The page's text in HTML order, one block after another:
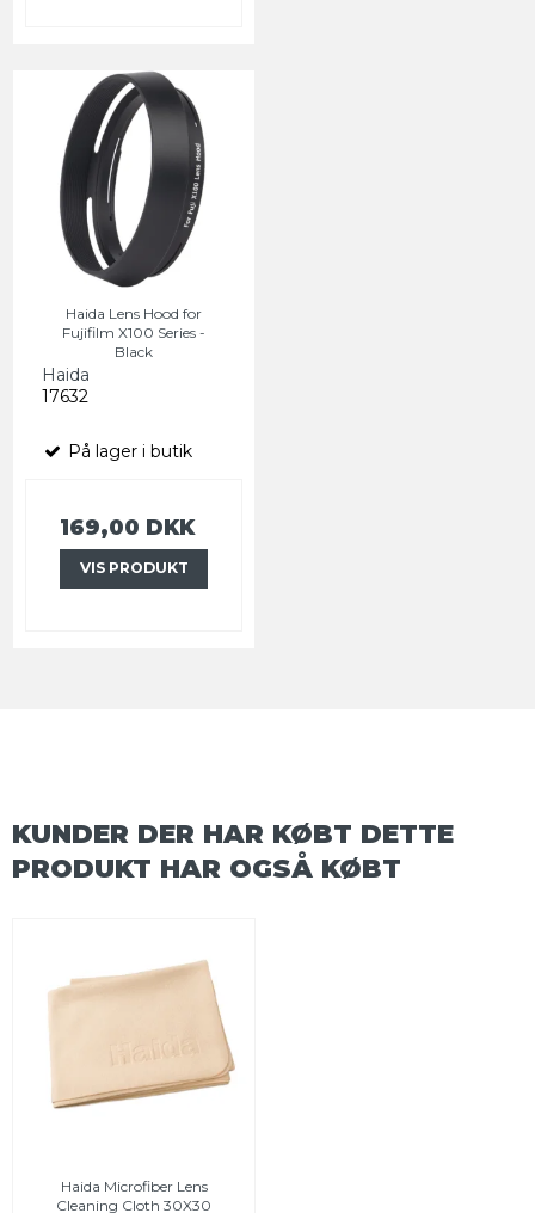
Haida Lens Hood for
Fujifilm X100 Series -
Black
Haida
17632
På lager i butik
169,00 DKK
VIS PRODUKT
KUNDER DER HAR KØBT DETTE
PRODUKT HAR OGSÅ KØBT
Haida Microfiber Lens
Cleaning Cloth 30X30